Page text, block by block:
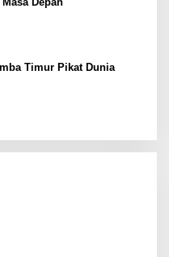
Timur Pikat Dunia